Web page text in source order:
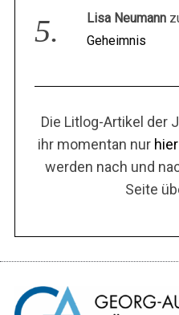
Lisa Neumann
Geheimnis
Die Litlog-Artikel der
ihr momentan nur
werden nach und
Seite